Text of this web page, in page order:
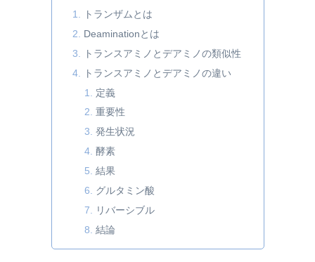
トランザムとは
Deaminationとは
トランスアミノとデアミノの類似性
トランスアミノとデアミノの違い
定義
重要性
発生状況
酵素
結果
グルタミン酸
リバーシブル
結論